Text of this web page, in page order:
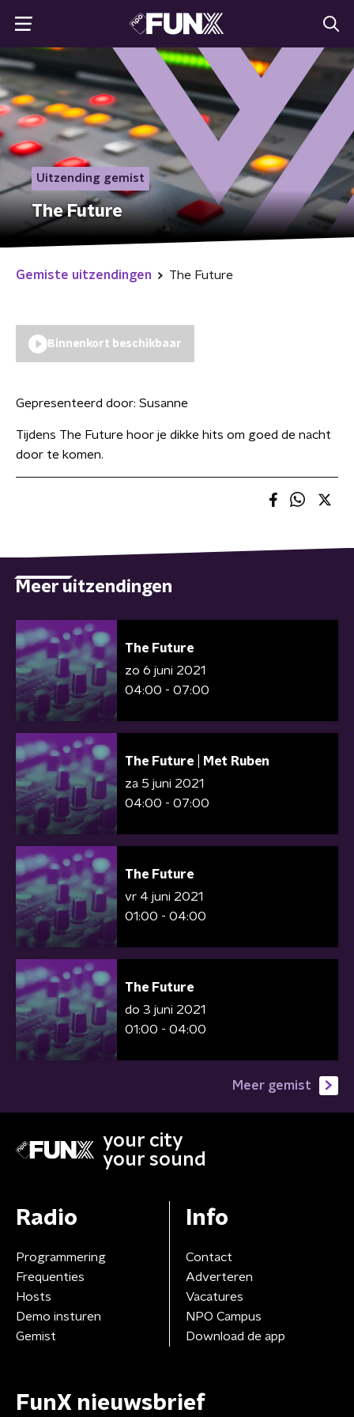
Uitzending gemist
The Future
Gemiste uitzendingen The Future
Binnenkort beschikbaar
Gepresenteerd door: Susanne
Tijdens The Future hoor je dikke hits om goed de nacht
door te komen.
Meer uitzendingen
The Future
zo 6 juni 2021
04:00 - 07:00
The Future | Met Ruben
za 5 juni 2021
04:00 - 07:00
The Future
vr 4 juni 2021
01:00 - 04:00
The Future
do 3 juni 2021
01:00 - 04:00
Meer gemist
your city
your sound
Radio
Programmering
Frequenties
Hosts
Demo insturen
Gemist
Info
Contact
Adverteren
Vacatures
NPO Campus
Download de app
FunX nieuwsbrief